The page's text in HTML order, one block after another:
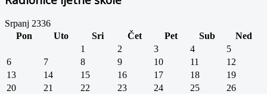
Srpanj 2336
Pon
Uto Sri Čet Pet Sub
Ned
1
2 3 4
5
6
7 8 9 10 11
12
13
14 15 16 17 18
19
20
21 22 23 24 25
26